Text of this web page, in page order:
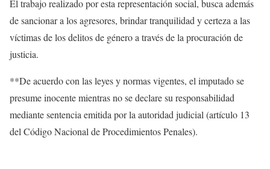
El trabajo realizado por esta representación social, busca además
de sancionar a los agresores, brindar tranquilidad y certeza a las
víctimas de los delitos de género a través de la procuración de
justicia.
**De acuerdo con las leyes y normas vigentes, el imputado se
presume inocente mientras no se declare su responsabilidad
mediante sentencia emitida por la autoridad judicial (artículo 13
del Código Nacional de Procedimientos Penales).